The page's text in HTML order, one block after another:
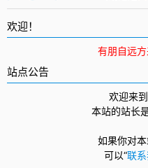
欢迎！
有朋自远方
站点公告
欢迎来
本站的站长
如果你对本
可以“联